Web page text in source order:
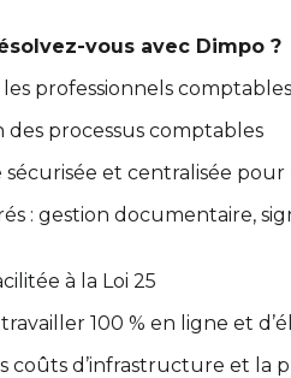
vous avec Dimpo ?
professionnels
des processus comptables
et centralisée
: gestion documentaire,
à la Loi 25
100 % en ligne et
coûts d’infrastructure et la